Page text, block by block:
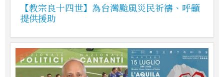
【教宗良十四世】為台灣颱風災民祈禱、呼籲
提供援助